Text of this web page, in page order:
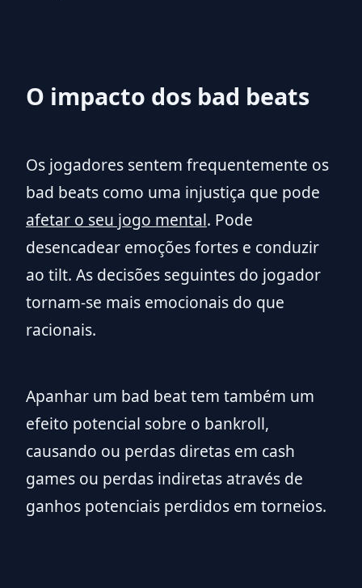
O impacto dos bad beats
Os jogadores sentem frequentemente os
bad beats como uma injustiça que pode
afetar o seu jogo mental. Pode
desencadear emoções fortes e conduzir
ao tilt. As decisões seguintes do jogador
tornam-se mais emocionais do que
racionais.
Apanhar um bad beat tem também um
efeito potencial sobre o bankroll,
causando ou perdas diretas em cash
games ou perdas indiretas através de
ganhos potenciais perdidos em torneios.